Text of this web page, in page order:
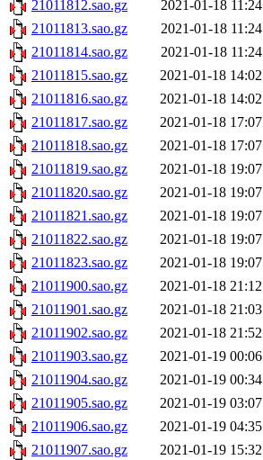
21011812.sao.gz
2021-01-18 11:24
21011813.sao.gz
2021-01-18 11:24
21011814.sao.gz
2021-01-18 11:24
21011815.sao.gz
2021-01-18 14:02
21011816.sao.gz
2021-01-18 14:02
21011817.sao.gz
2021-01-18 17:07
21011818.sao.gz
2021-01-18 17:07
21011819.sao.gz
2021-01-18 19:07
21011820.sao.gz
2021-01-18 19:07
21011821.sao.gz
2021-01-18 19:07
21011822.sao.gz
2021-01-18 19:07
21011823.sao.gz
2021-01-18 19:07
21011900.sao.gz
2021-01-18 21:12
21011901.sao.gz
2021-01-18 21:03
21011902.sao.gz
2021-01-18 21:52
21011903.sao.gz
2021-01-19 00:06
21011904.sao.gz
2021-01-19 00:34
21011905.sao.gz
2021-01-19 03:07
21011906.sao.gz
2021-01-19 04:35
21011907.sao.gz
2021-01-19 15:32